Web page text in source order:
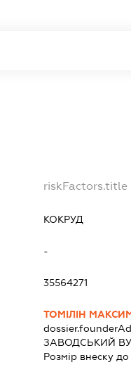
riskFactors.title
КОКРУД
-
35564271
ТОМІЛІН
ЗАВОДСЬКИЙ
Розмір внеску